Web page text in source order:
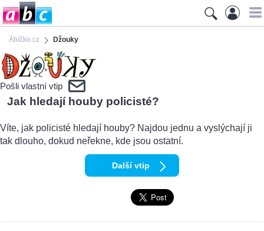
Ábíčko.cz Džouky
Pošli vlastní vtip
Jak hledají houby policisté?
Víte, jak policisté hledají houby? Najdou jednu a vyslýchají ji
tak dlouho, dokud neřekne, kde jsou ostatní.
Další vtip